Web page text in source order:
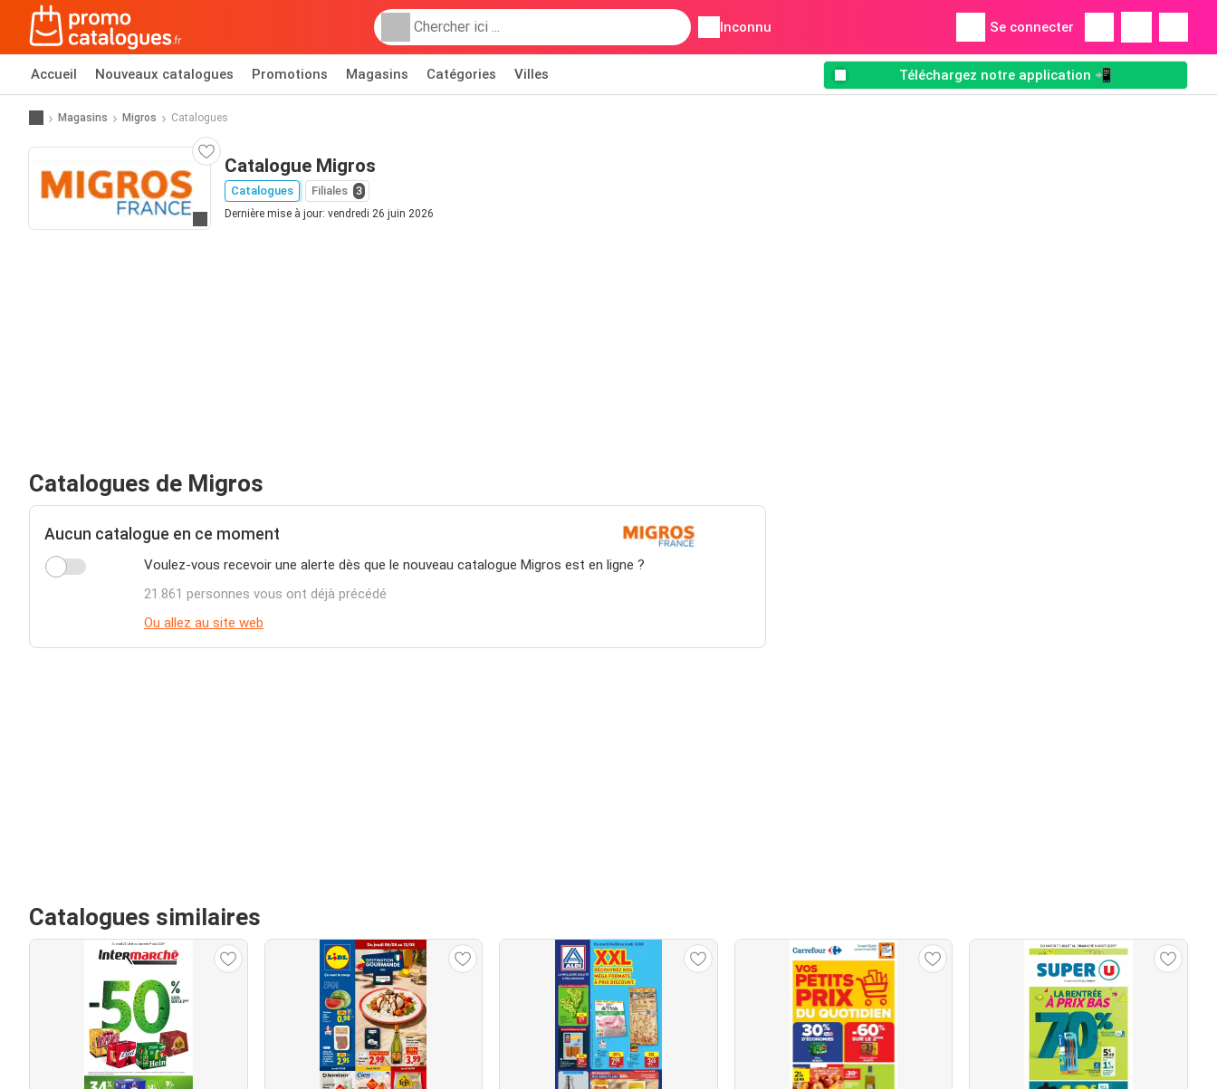
Inconnu Se connecter
Accueil Nouveaux catalogues Promotions Magasins Catégories Villes Téléchargez notre application 📲
Magasins Migros Catalogues
Allez au site web
Catalogue Migros
Catalogues Filiales 3
Dernière mise à jour: vendredi 26 juin 2026
Catalogues de Migros
Aucun catalogue en ce moment
Voulez-vous recevoir une alerte dès que le nouveau catalogue Migros est en ligne ?
21.861 personnes vous ont déjà précédé
Ou allez au site web
Catalogues similaires